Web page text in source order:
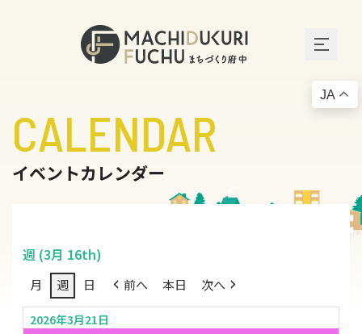
CALENDAR
イベントカレンダー
週 (3月 16th)
月 週 日 前へ 本日 次へ
2026年3月21日
JA